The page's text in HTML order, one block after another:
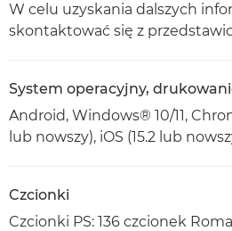
W celu uzyskania dalszych
skontaktować się z
System operacyjny,
Android, Windows® 10/11,
lub nowszy), iOS (15.2 lub
Czcionki
Czcionki PS: 136 czcionek